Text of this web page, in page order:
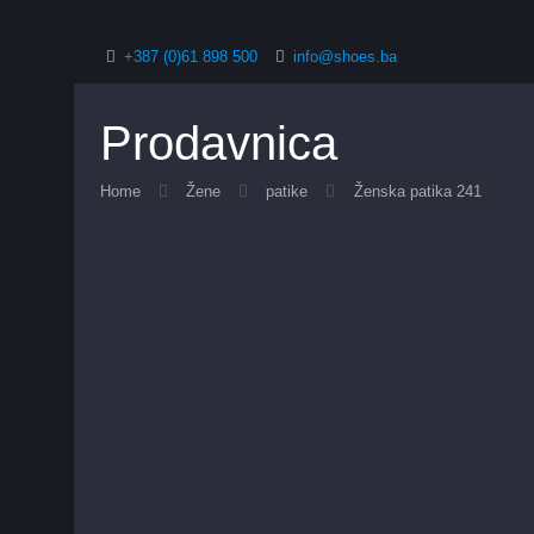
+387 (0)61 898 500 info@shoes.ba
Prodavnica
Home Žene patike Ženska patika 241